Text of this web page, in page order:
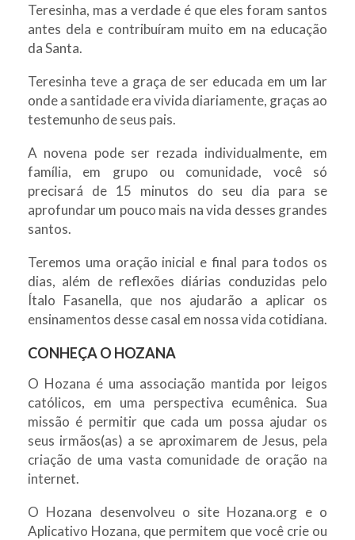
Teresinha, mas a verdade é que eles foram santos
antes dela e contribuíram muito em na educação
da Santa.
Teresinha teve a graça de ser educada em um lar
onde a santidade era vivida diariamente, graças ao
testemunho de seus pais.
A novena pode ser rezada individualmente, em
família, em grupo ou comunidade, você só
precisará de 15 minutos do seu dia para se
aprofundar um pouco mais na vida desses grandes
santos.
Teremos uma oração inicial e final para todos os
dias, além de reflexões diárias conduzidas pelo
Ítalo Fasanella, que nos ajudarão a aplicar os
ensinamentos desse casal em nossa vida cotidiana.
CONHEÇA O HOZANA
O Hozana é uma associação mantida por leigos
católicos, em uma perspectiva ecumênica. Sua
missão é permitir que cada um possa ajudar os
seus irmãos(as) a se aproximarem de Jesus, pela
criação de uma vasta comunidade de oração na
internet.
O Hozana desenvolveu o site Hozana.org e o
Aplicativo Hozana, que permitem que você crie ou